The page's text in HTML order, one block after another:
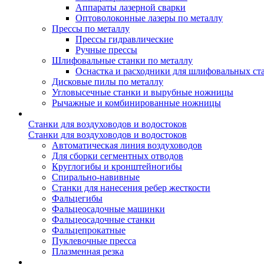
Аппараты лазерной сварки
Оптоволоконные лазеры по металлу
Прессы по металлу
Прессы гидравлические
Ручные прессы
Шлифовальные станки по металлу
Оснастка и расходники для шлифовальных
Дисковые пилы по металлу
Угловысечные станки и вырубные ножницы
Рычажные и комбинированные ножницы
Станки для воздуховодов и водостоков
Станки для воздуховодов и водостоков
Автоматическая линия воздуховодов
Для сборки сегментных отводов
Круглогибы и кронштейногибы
Спирально-навивные
Станки для нанесения ребер жесткости
Фальцегибы
Фальцеосадочные машинки
Фальцеосадочные станки
Фальцепрокатные
Пуклевочные пресса
Плазменная резка